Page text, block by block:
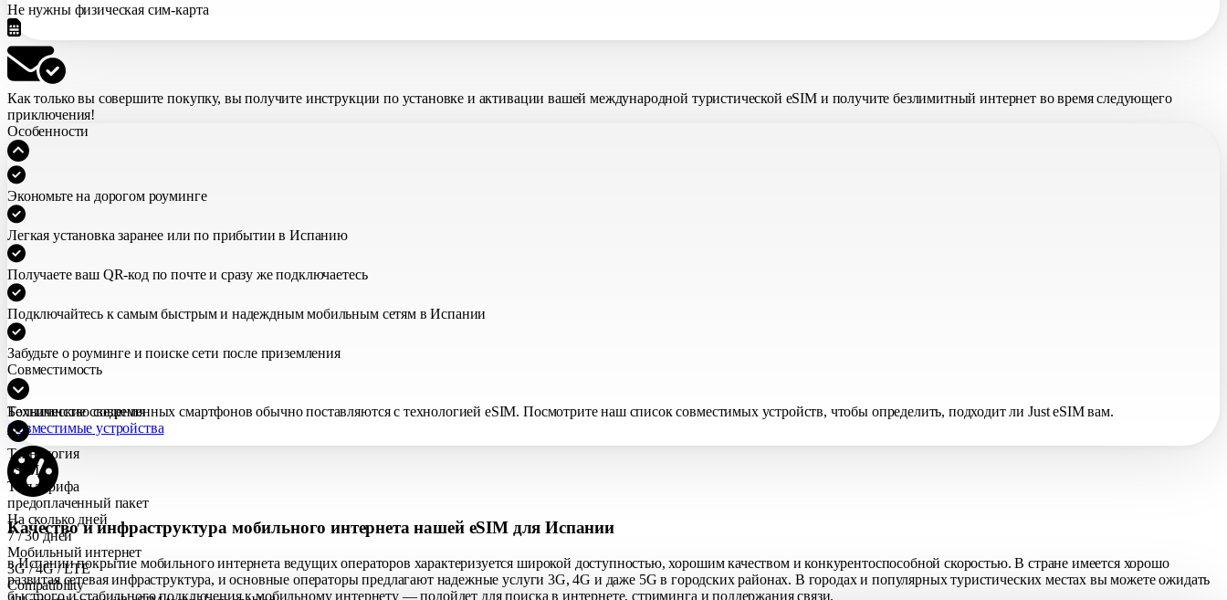
Не нужны физическая сим-карта
Как только вы совершите покупку, вы получите инструкции по установке и активации вашей международной туристической eSIMи получите безлимитный интернет во время следующего
приключения!
Особенности
Экономьте на дорогом роуминге
Легкая установка заранее или по прибытии в Испанию
Получаете ваш QR-код по почте и сразу же подключаетесь
Подключайтесь к самым быстрым и надеждным мобильным сетям в Испании
Забудьте о роуминге и поиске сети после приземления
Совместимость
Большинство современных смартфонов обычно поставляются с технологией eSIM. Посмотрите наш список совместимых устройств, чтобы определить, подходит ли Just eSIM вам.
Совместимые устройства
Технические сведения
Технология
eSIM
Тип тарифа
предоплаченный пакет
На сколько дней
7 / 30 дней
Мобильный интернет
3G / 4G / LTE
Compatibility
Качество и инфраструктура мобильного интернета нашей eSIM для Испании
в Испании покрытие мобильного интернета ведущих операторов характеризуется широкой доступностью, хорошим качеством и конкурентоспособной скоростью. В стране имеется хорошо
развитая сетевая инфраструктура, и основные операторы предлагают надежные услуги 3G, 4G и даже 5G в городских районах. В городах и популярных туристических местах вы можете ожидать
быстрого и стабильного подключения к мобильному интернету — подойдет для поиска в интернете, стриминга и поддержания связи.